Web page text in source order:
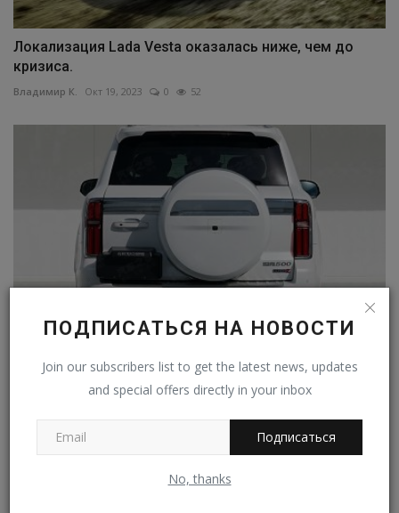
ПОДПИСАТЬСЯ НА НОВОСТИ
Join our subscribers list to get the latest news, updates
and special offers directly in your inbox
Подписаться
No, thanks
Локализация Lada Vesta оказалась ниже, чем до
кризиса.
Владимир К. Окт 19, 2023 0 52
Tank добавит внедорожнику 500 огромную тяговую